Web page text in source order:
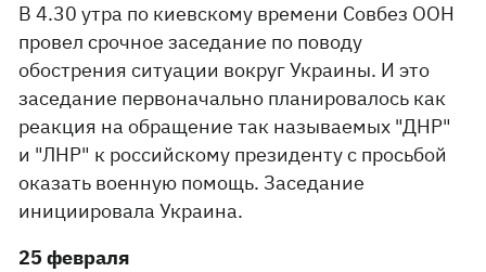
В 4.30 утра по киевскому времени Совбез ООН
провел срочное заседание по поводу
обострения ситуации вокруг Украины. И это
заседание первоначально планировалось как
реакция на обращение так называемых "ДНР"
и "ЛНР" к российскому президенту с просьбой
оказать военную помощь. Заседание
инициировала Украина.
25 февраля